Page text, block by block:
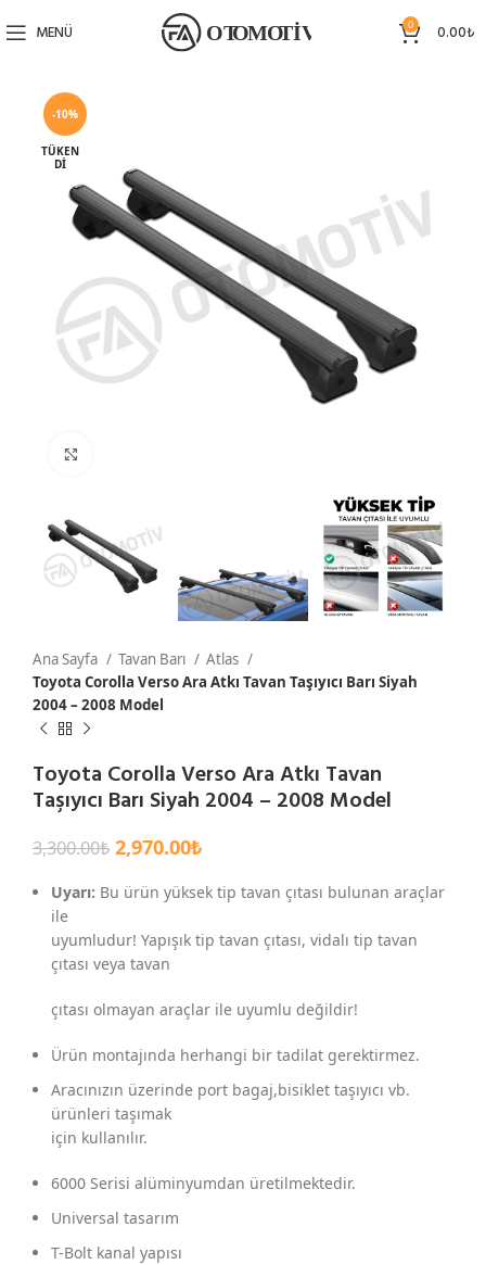
MENÜ 0 0.00₺
-10%
TÜKEN
DI
Ana Sayfa Tavan Barı
Atlas
Toyota Corolla Verso Ara Atkı Tavan Taşıyıcı Barı Siyah
2004 – 2008 Model
Toyota Corolla Verso Ara Atkı Tavan
Taşıyıcı Barı Siyah 2004 – 2008 Model
3,300.00₺ 2,970.00₺
Uyarı: Bu ürün yüksek tip tavan çıtası bulunan araçlar
ile
uyumludur! Yapışık tip tavan çıtası, vidalı tip tavan
çıtası veya tavan
çıtası olmayan araçlar ile uyumlu değildir!
Ürün montajında herhangi bir tadilat gerektirmez.
Aracınızın üzerinde port bagaj,bisiklet taşıyıcı vb.
ürünleri taşımak
için kullanılır.
6000 Serisi alüminyumdan üretilmektedir.
Universal tasarım
T-Bolt kanal yapısı